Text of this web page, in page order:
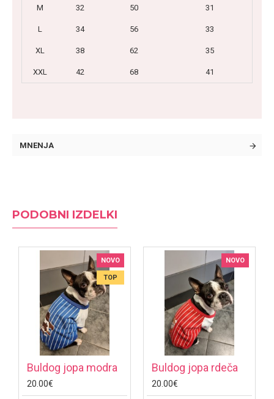
M 32 50 31
L 34 56 33
XL 38 62 35
XXL 42 68 41
MNENJA
PODOBNI IZDELKI
NOVO
TOP
Buldog jopa modra
20.00€
NOVO
Buldog jopa rdeča
20.00€